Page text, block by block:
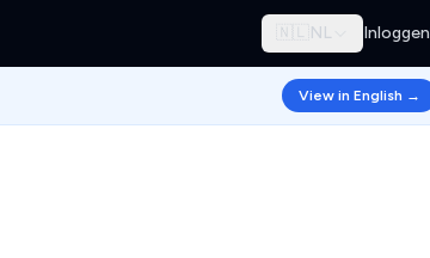
🇳🇱 NL Inloggen
View in English →